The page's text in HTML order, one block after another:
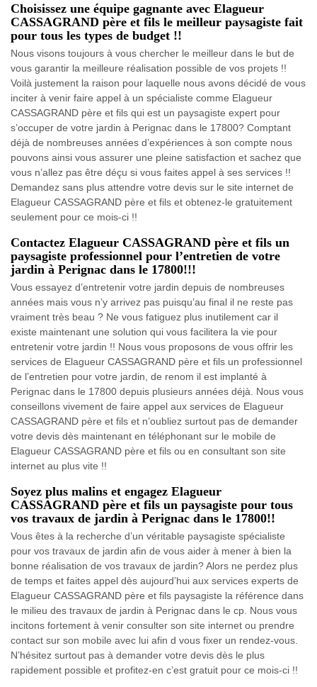
Choisissez une équipe gagnante avec Elagueur
CASSAGRAND père et fils le meilleur paysagiste fait
pour tous les types de budget !!
Nous visons toujours à vous chercher le meilleur dans le but de
vous garantir la meilleure réalisation possible de vos projets !!
Voilà justement la raison pour laquelle nous avons décidé de vous
inciter à venir faire appel à un spécialiste comme Elagueur
CASSAGRAND père et fils qui est un paysagiste expert pour
s’occuper de votre jardin à Perignac dans le 17800? Comptant
déjà de nombreuses années d’expériences à son compte nous
pouvons ainsi vous assurer une pleine satisfaction et sachez que
vous n’allez pas être déçu si vous faites appel à ses services !!
Demandez sans plus attendre votre devis sur le site internet de
Elagueur CASSAGRAND père et fils et obtenez-le gratuitement
seulement pour ce mois-ci !!
Contactez Elagueur CASSAGRAND père et fils un
paysagiste professionnel pour l’entretien de votre
jardin à Perignac dans le 17800!!!
Vous essayez d’entretenir votre jardin depuis de nombreuses
années mais vous n’y arrivez pas puisqu’au final il ne reste pas
vraiment très beau ? Ne vous fatiguez plus inutilement car il
existe maintenant une solution qui vous facilitera la vie pour
entretenir votre jardin !! Nous vous proposons de vous offrir les
services de Elagueur CASSAGRAND père et fils un professionnel
de l’entretien pour votre jardin, de renom il est implanté à
Perignac dans le 17800 depuis plusieurs années déjà. Nous vous
conseillons vivement de faire appel aux services de Elagueur
CASSAGRAND père et fils et n’oubliez surtout pas de demander
votre devis dès maintenant en téléphonant sur le mobile de
Elagueur CASSAGRAND père et fils ou en consultant son site
internet au plus vite !!
Soyez plus malins et engagez Elagueur
CASSAGRAND père et fils un paysagiste pour tous
vos travaux de jardin à Perignac dans le 17800!!
Vous êtes à la recherche d’un véritable paysagiste spécialiste
pour vos travaux de jardin afin de vous aider à mener à bien la
bonne réalisation de vos travaux de jardin? Alors ne perdez plus
de temps et faites appel dès aujourd’hui aux services experts de
Elagueur CASSAGRAND père et fils paysagiste la référence dans
le milieu des travaux de jardin à Perignac dans le cp. Nous vous
incitons fortement à venir consulter son site internet ou prendre
contact sur son mobile avec lui afin d vous fixer un rendez-vous.
N’hésitez surtout pas à demander votre devis dès le plus
rapidement possible et profitez-en c’est gratuit pour ce mois-ci !!